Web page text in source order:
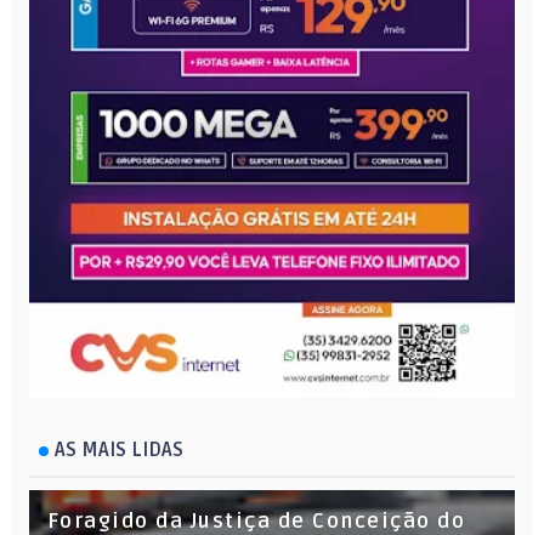
AS MAIS LIDAS
Foragido da Justiça de Conceição do